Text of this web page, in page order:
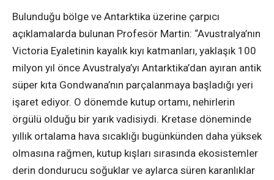
Bulunduğu bölge ve Antarktika üzerine çarpıcı
açıklamalarda bulunan Profesör Martin: “Avustralya’nın
Victoria Eyaletinin kayalık kıyı katmanları, yaklaşık 100
milyon yıl önce Avustralya’yı Antarktika’dan ayıran antik
süper kıta Gondwana’nın parçalanmaya başladığı yeri
işaret ediyor. O dönemde kutup ortamı, nehirlerin
örgülü olduğu bir yarık vadisiydi. Kretase döneminde
yıllık ortalama hava sıcaklığı bugünkünden daha yüksek
olmasına rağmen, kutup kışları sırasında ekosistemler
derin dondurucu soğuklar ve aylarca süren karanlıklar